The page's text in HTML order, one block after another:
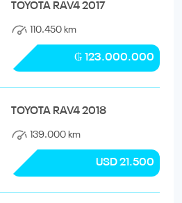
TOYOTA RAV4 2017
110.450 km
₲ 123.000.000
TOYOTA RAV4 2018
139.000 km
USD 21.500